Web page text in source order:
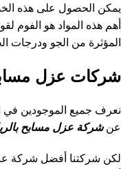
يمكن الحصول على هذه
أهم هذه المواد هو الفوم
المؤثرة من الجو ودرجات
شركات عزل
نعرف جميع الموجودين في
عنشركة عزل مسابح
لكن شركتنا أفضل شركة